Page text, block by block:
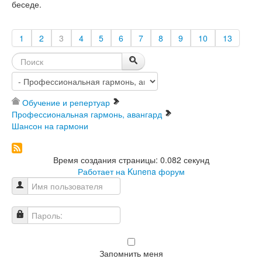
беседе.
1 2 3 4 5 6 7 8 9 10 13
Обучение и репертуар
Профессиональная гармонь, авангард
Шансон на гармони
Время создания страницы: 0.082 секунд
Работает на Kunena форум
Имя пользователя
Пароль:
Запомнить меня